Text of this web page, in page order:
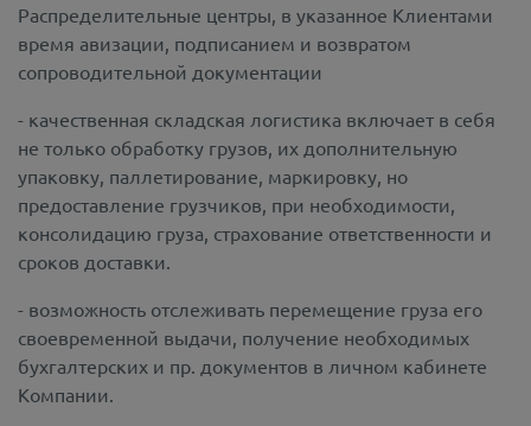
Распределительные центры, в указанное Клиентами
время авизации, подписанием и возвратом
сопроводительной документации
- качественная складская логистика включает в себя
не только обработку грузов, их дополнительную
упаковку, паллетирование, маркировку, но
предоставление грузчиков, при необходимости,
консолидацию груза, страхование ответственности и
сроков доставки.
- возможность отслеживать перемещение груза его
своевременной выдачи, получение необходимых
бухгалтерских и пр. документов в личном кабинете
Компании.